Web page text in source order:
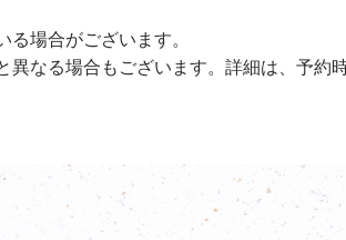
場合がございます。
なる場合もございます。詳細は、予約